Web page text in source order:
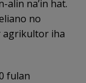
alin na’in hat.
no
agrikultor iha
fulan